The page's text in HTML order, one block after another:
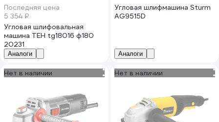
Последняя цена
5 354 ₽
Угловая шлифовальная
машина ТЕН tg18016 ф180
20231
Аналоги
Угловая шлифмашина Sturm
AG9515D
Аналоги
Нет в наличии Нет в наличии